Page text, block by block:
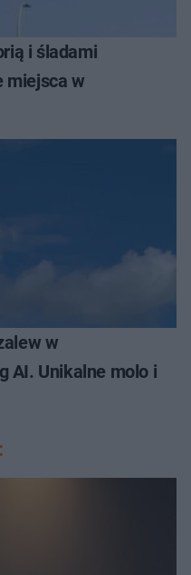
i śladami
miejsca w
w
AI. Unikalne molo i